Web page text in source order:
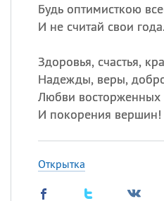
Будь оптимисткою
И не считай свои года.
Здоровья, счастья,
Надежды, веры,
Любви
И покорения вершин!
Открытка